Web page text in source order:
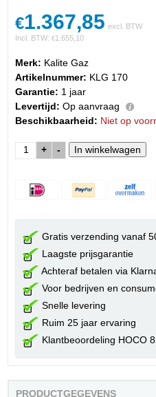
€1.367,85 excl. BTW
Incl. BTW:€1.655,10
Merk: Kalite Gaz
Artikelnummer: KLG 170
Garantie: 1 jaar
Levertijd: Op aanvraag
Beschikbaarheid: Niet op
+ -
Gratis verzending vanaf
Laagste prijsgarantie
Achteraf betalen via
Voor bedrijven en
Snelle levering
Ruim 25 jaar ervaring
Klantbeoordeling HOCO
PRODUCTGEGEVENS